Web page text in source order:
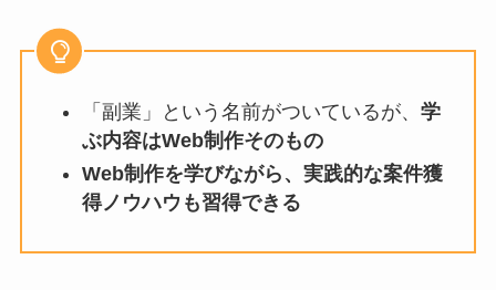
「副業」という名前がついているが、 学
ぶ内容はWeb制作そのもの
Web制作を学びながら、実践的な案件獲
得ノウハウも習得できる